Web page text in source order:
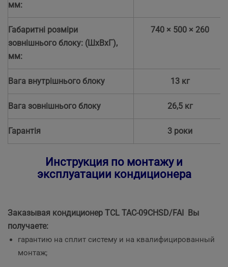
мм:
Габаритні розміри
зовнішнього блоку: (ШхВхГ),
мм:
740 × 500 × 260
Вага внутрішнього блоку 13 кг
Вага зовнішнього блоку 26,5 кг
Гарантія 3 роки
Инструкция по монтажу и
эксплуатации кондиционера
Заказывая кондиционер TCL TAC-09CHSD/FAI Вы
получаете:
гарантию на сплит систему и на квалифицированный
монтаж;